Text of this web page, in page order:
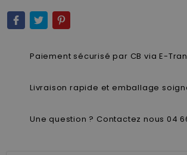
Paiement sécurisé par CB via E-
Livraison rapide et emballage
Une question ? Contactez nous 04